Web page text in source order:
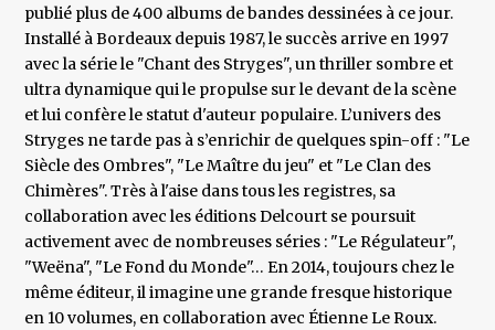
publié plus de 400 albums de bandes dessinées à ce jour.
Installé à Bordeaux depuis 1987, le succès arrive en 1997
avec la série le "Chant des Stryges", un thriller sombre et
ultra dynamique qui le propulse sur le devant de la scène
et lui confère le statut d'auteur populaire. L’univers des
Stryges ne tarde pas à s’enrichir de quelques spin-off : "Le
Siècle des Ombres", "Le Maître du jeu" et "Le Clan des
Chimères". Très à l'aise dans tous les registres, sa
collaboration avec les éditions Delcourt se poursuit
activement avec de nombreuses séries : "Le Régulateur",
"Weëna", "Le Fond du Monde"… En 2014, toujours chez le
même éditeur, il imagine une grande fresque historique
en 10 volumes, en collaboration avec Étienne Le Roux.